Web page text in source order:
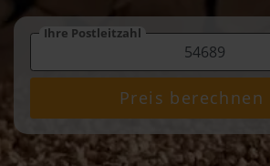
Ihre Postleitzahl
Preis berechnen